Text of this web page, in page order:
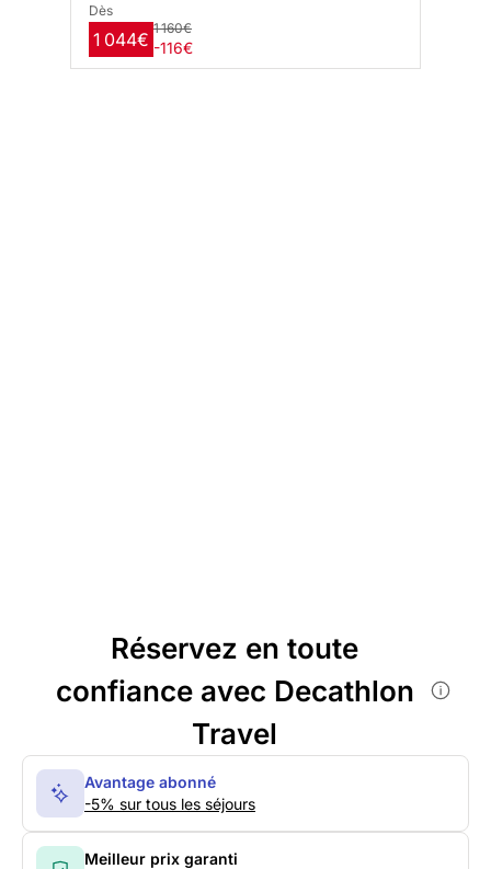
Dès
1 044€
1 160€
-116€
Réservez en toute
confiance avec Decathlon
Travel
Avantage abonné
-5% sur tous les séjours
Meilleur prix garanti